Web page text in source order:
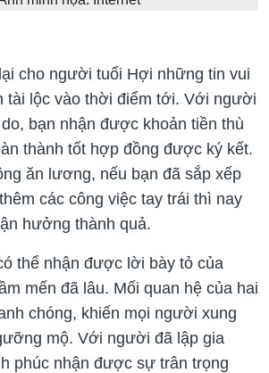
cho người tuổi Hợi những tin vui
tài lộc vào thời điểm tới. Với người
bạn nhận được khoản tiền thù
thành tốt hợp đồng được ký kết.
ăn lương, nếu bạn đã sắp xếp
các công việc tay trái thì nay
hưởng thành quả.
thể nhận được lời bày tỏ của
mến đã lâu. Mối quan hệ của hai
chóng, khiến mọi người xung
mộ. Với người đã lập gia
phúc nhận được sự trân trọng